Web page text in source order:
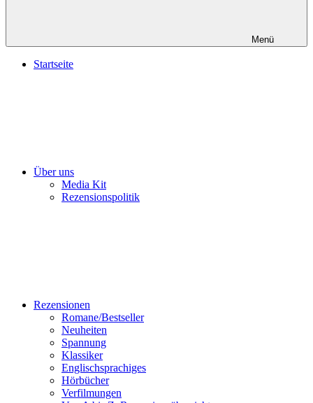
Menü
Startseite
Über uns
Media Kit
Rezensionspolitik
Rezensionen
Romane/Bestseller
Neuheiten
Spannung
Klassiker
Englischsprachiges
Hörbücher
Verfilmungen